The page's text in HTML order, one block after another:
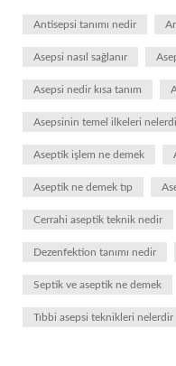
Antisepsi tanımı nedir
Asepsi nasıl sağlanır
Asepsi nedir kısa tanım
Asepsinin temel ilkeleri
Aseptik işlem ne demek
Aseptik ne demek tıp
Cerrahi aseptik teknik nedir
Dezenfektion tanımı nedir
Septik ve aseptik ne demek
Tıbbi asepsi teknikleri nelerdir